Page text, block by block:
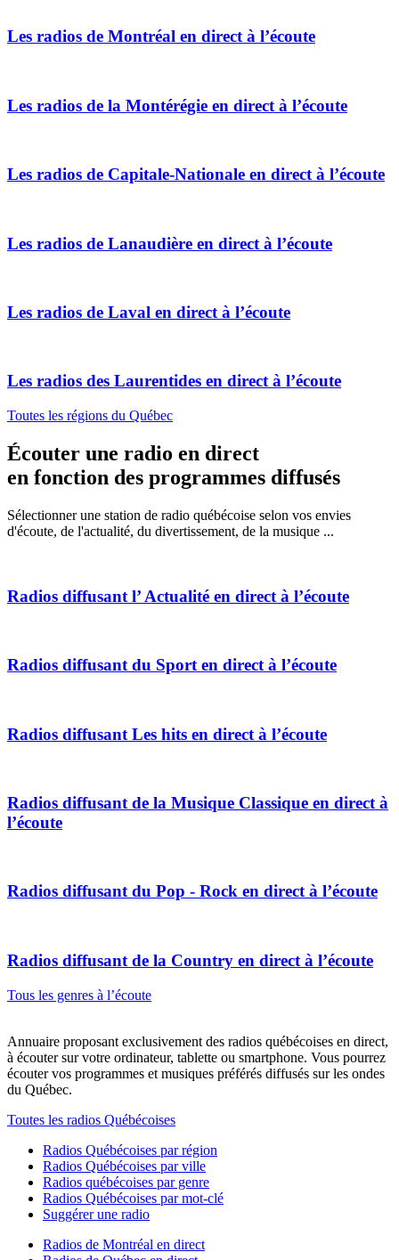
Les radios de Montréal en direct à l’écoute
Les radios de la Montérégie en direct à l’écoute
Les radios de Capitale-Nationale en direct à l’écoute
Les radios de Lanaudière en direct à l’écoute
Les radios de Laval en direct à l’écoute
Les radios des Laurentides en direct à l’écoute
Toutes les régions du Québec
Écouter une radio en direct
en fonction des programmes diffusés
Sélectionner une station de radio québécoise selon vos envies
d'écoute, de l'actualité, du divertissement, de la musique ...
Radios diffusant l’ Actualité en direct à l’écoute
Radios diffusant du Sport en direct à l’écoute
Radios diffusant Les hits en direct à l’écoute
Radios diffusant de la Musique Classique en direct à
l’écoute
Radios diffusant du Pop - Rock en direct à l’écoute
Radios diffusant de la Country en direct à l’écoute
Tous les genres à l’écoute
Annuaire proposant exclusivement des radios québécoises en direct,
à écouter sur votre ordinateur, tablette ou smartphone. Vous pourrez
écouter vos programmes et musiques préférés diffusés sur les ondes
du Québec.
Toutes les radios Québécoises
Radios Québécoises par région
Radios Québécoises par ville
Radios québécoises par genre
Radios Québécoises par mot-clé
Suggérer une radio
Radios de Montréal en direct